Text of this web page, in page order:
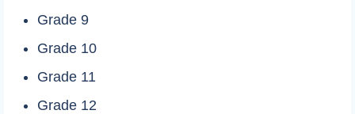
Grade 9
Grade 10
Grade 11
Grade 12